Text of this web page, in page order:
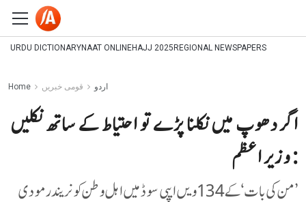
URDU DICTIONARYNAAT ONLINEHAJJ 2025 REGIONAL NEWSPAPERS
Home اردو قومی خبریں
اگر دھوپ میں نکلنا پڑے تو احتیاط کے ساتھ نکلیں
: وزیر اعظم
’من کی بات‘ کے 134ویں ایپی سوڈ میں اہل وطن کو نریندر مودی